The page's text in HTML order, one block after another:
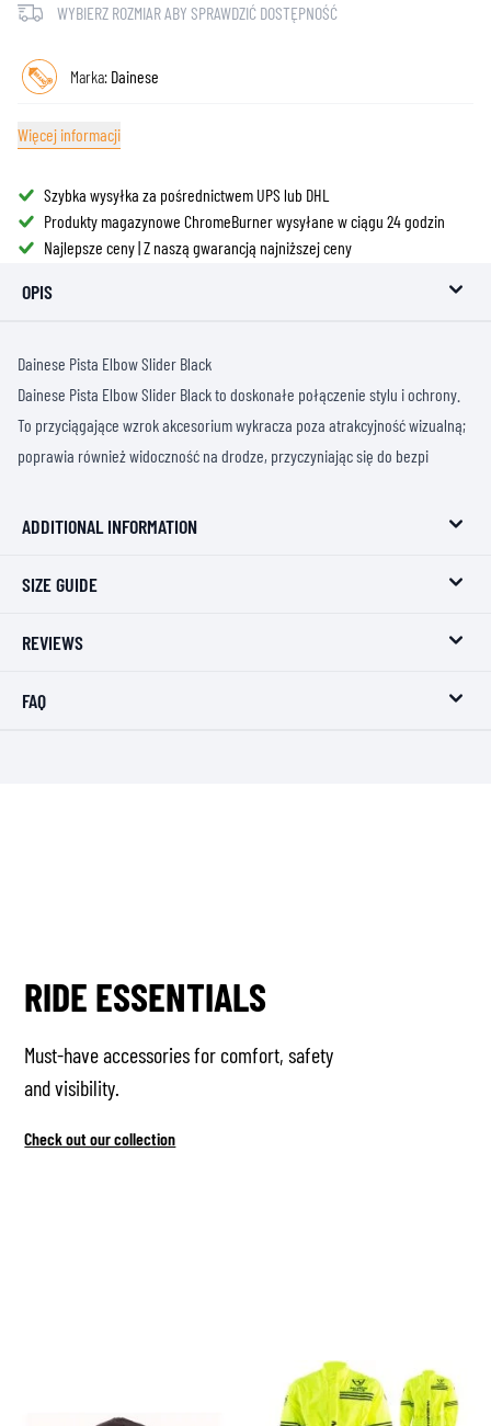
WYBIERZ ROZMIAR ABY SPRAWDZIĆ DOSTĘPNOŚĆ
Marka: Dainese
Więcej informacji
Szybka wysyłka za pośrednictwem UPS lub DHL
Produkty magazynowe ChromeBurner wysyłane w ciągu 24 godzin
Najlepsze ceny | Z naszą gwarancją najniższej ceny
OPIS
Dainese Pista Elbow Slider Black
Dainese Pista Elbow Slider Black to doskonałe połączenie stylu i ochrony.
To przyciągające wzrok akcesorium wykracza poza atrakcyjność wizualną;
poprawia również widoczność na drodze, przyczyniając się do bezpi
ADDITIONAL INFORMATION
SIZE GUIDE
REVIEWS
FAQ
RIDE ESSENTIALS
Must-have accessories for comfort, safety
and visibility.
Check out our collection